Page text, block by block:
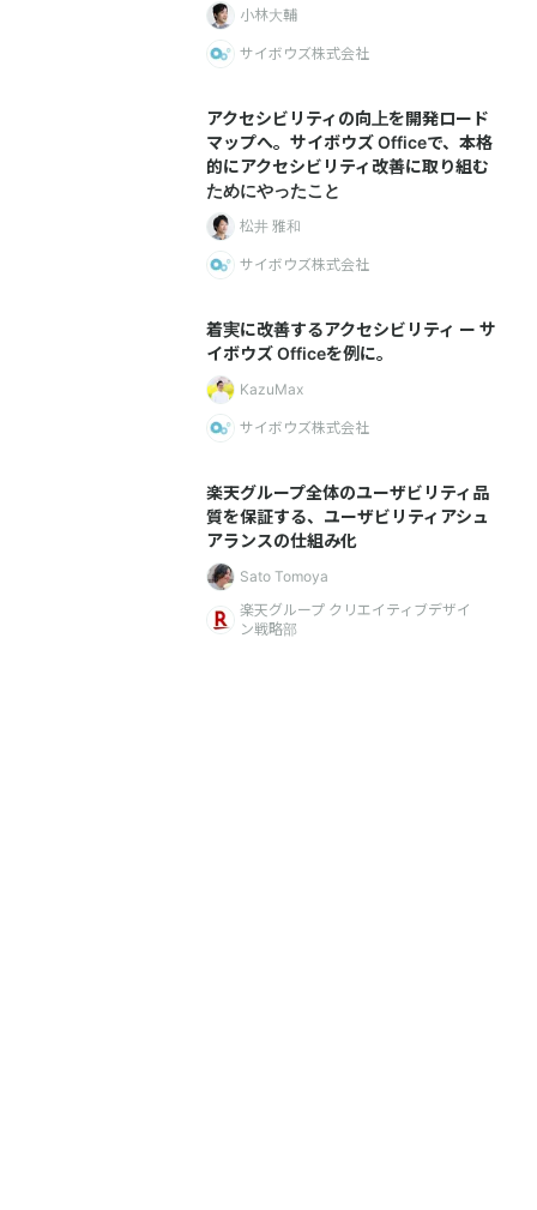
小林大輔
サイボウズ株式会社
アクセシビリティの向上を開発ロード
マップへ。サイボウズ Officeで、本格
的にアクセシビリティ改善に取り組む
ためにやったこと
松井 雅和
サイボウズ株式会社
着実に改善するアクセシビリティ ー サ
イボウズ Officeを例に。
KazuMax
サイボウズ株式会社
楽天グループ全体のユーザビリティ品
質を保証する、ユーザビリティアシュ
アランスの仕組み化
Sato Tomoya
楽天グループ クリエイティブデザイ
ン戦略部